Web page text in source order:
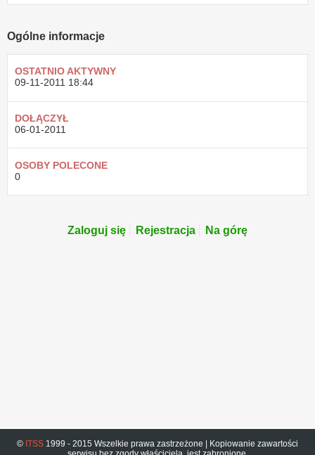
Ogólne informacje
OSTATNIO AKTYWNY
09-11-2011 18:44
DOŁĄCZYŁ
06-01-2011
OSOBY POLECONE
0
Zaloguj się Rejestracja Na górę
© ITSS 1999 - 2015 Wszelkie prawa zastrzeżone | Kopiowanie zawartości